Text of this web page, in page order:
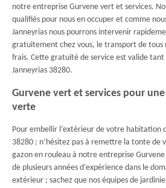
notre entreprise Gurvene vert et services.
qualifiés pour nous en occuper et comme
Janneyrias nous pourrons intervenir
gratuitement chez vous, le transport de tous
frais. Cette gratuité de service est valide tant
Janneyrias 38280.
Gurvene vert et services pour
verte
Pour embellir l’extérieur de votre habitation
38280 ; n’hésitez pas à remettre la tonte de
gazon en rouleau à notre entreprise
de plusieurs années d’expérience dans le
extérieur ; sachez que nos équipes de